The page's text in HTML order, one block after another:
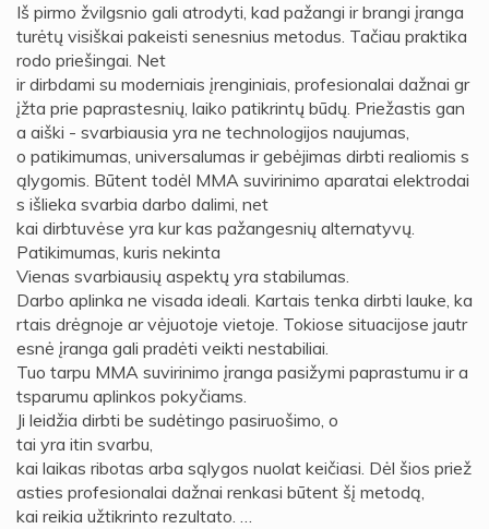
Iš pirmo žvilgsnio gali atrodyti, kad pažangi ir brangi įranga
turėtų visiškai pakeisti senesnius metodus. Tačiau praktika
rodo priešingai. Net
ir dirbdami su moderniais įrenginiais, profesionalai dažnai gr
įžta prie paprastesnių, laiko patikrintų būdų. Priežastis gan
a aiški - svarbiausia yra ne technologijos naujumas,
o patikimumas, universalumas ir gebėjimas dirbti realiomis s
ąlygomis. Būtent todėl MMA suvirinimo aparatai elektrodai
s išlieka svarbia darbo dalimi, net
kai dirbtuvėse yra kur kas pažangesnių alternatyvų.
Patikimumas, kuris nekinta
Vienas svarbiausių aspektų yra stabilumas.
Darbo aplinka ne visada ideali. Kartais tenka dirbti lauke, ka
rtais drėgnoje ar vėjuotoje vietoje. Tokiose situacijose jautr
esnė įranga gali pradėti veikti nestabiliai.
Tuo tarpu MMA suvirinimo įranga pasižymi paprastumu ir a
tsparumu aplinkos pokyčiams.
Ji leidžia dirbti be sudėtingo pasiruošimo, o
tai yra itin svarbu,
kai laikas ribotas arba sąlygos nuolat keičiasi. Dėl šios priež
asties profesionalai dažnai renkasi būtent šį metodą,
kai reikia užtikrinto rezultato. …